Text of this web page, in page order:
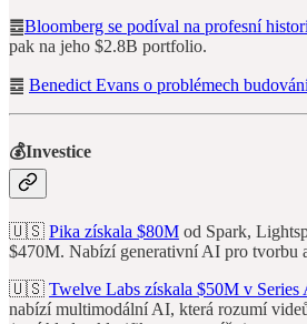
䷉Bloomberg se podíval na profesní
pak na jeho $2.8B portfolio.
䷉ Benedict Evans o problémech
💰Investice
🇺🇸 Pika získala $80M od Spark,
$470M. Nabízí generativní AI pro tvorbu
🇺🇸 Twelve Labs získala $50M v Series
nabízí multimodální AI, která rozumí